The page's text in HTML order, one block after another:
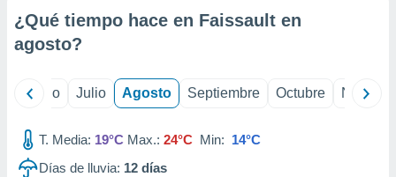
¿Qué tiempo hace en Faissault en
agosto?
Junio Julio Agosto Septiembre Octubre
T. Media: 19°C Max.: 24°C Min: 14°C
Días de lluvia: 12 días